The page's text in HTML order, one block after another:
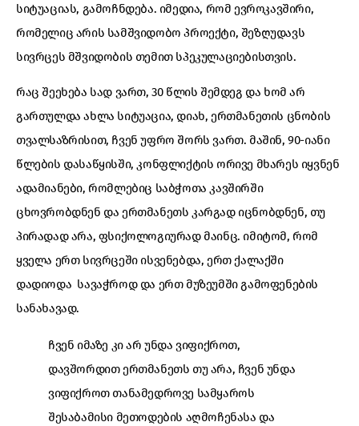
სიტუაციას, გამოჩნდება. იმედია, რომ ევროკავშირი,
რომელიც არის სამშვიდობო პროექტი, შეზღუდავს
სივრცეს მშვიდობის თემით სპეკულაციებისთვის.
რაც შეეხება სად ვართ, 30 წლის შემდეგ და ხომ არ
გართულდა ახლა სიტუაცია, დიახ, ერთმანეთის ცნობის
თვალსაზრისით, ჩვენ უფრო შორს ვართ. მაშინ, 90-იანი
წლების დასაწყისში, კონფლიქტის ორივე მხარეს იყვნენ
ადამიანები, რომლებიც საბჭოთა კავშირში
ცხოვრობდნენ და ერთმანეთს კარგად იცნობდნენ, თუ
პირადად არა, ფსიქოლოგიურად მაინც. იმიტომ, რომ
ყველა ერთ სივრცეში ისვენებდა, ერთ ქალაქში
დადიოდა სავაჭროდ და ერთ მუზეუმში გამოფენების
სანახავად.
ჩვენ იმაზე კი არ უნდა ვიფიქროთ,
დავშორდით ერთმანეთს თუ არა, ჩვენ უნდა
ვიფიქროთ თანამედროვე სამყაროს
შესაბამისი მეთოდების აღმოჩენასა და